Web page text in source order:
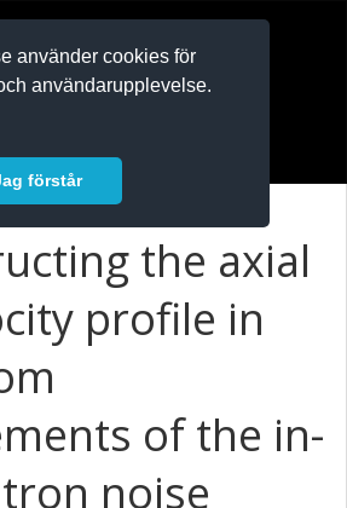
använder cookies för
användarupplevelse.
förstår
the axial
profile in
of the in-
noise